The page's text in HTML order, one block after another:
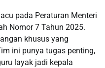
pada Peraturan Menteri
Nomor 7 Tahun 2025.
khusus yang
ini punya tugas penting,
layak jadi kepala